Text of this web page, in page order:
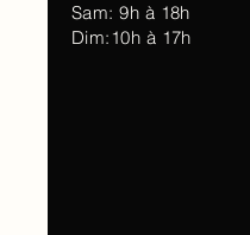
Sam: 9h à 18h
Dim:10h à 17h